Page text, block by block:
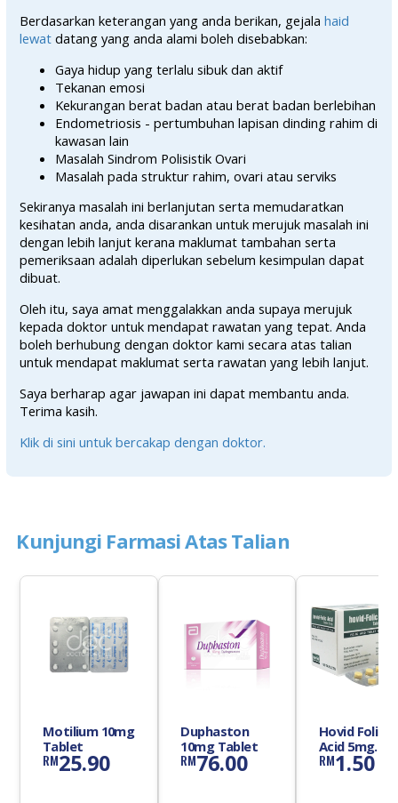
Berdasarkan keterangan yang anda berikan, gejalahaid
lewat datang yang anda alami boleh disebabkan:
Gaya hidup yang terlalu sibuk dan aktif
Tekanan emosi
Kekurangan berat badan atau berat badan berlebihan
Endometriosis - pertumbuhan lapisan dinding rahim di
kawasan lain
Masalah Sindrom Polisistik Ovari
Masalah pada struktur rahim, ovari atau serviks
Sekiranya masalah ini berlanjutan serta memudaratkan
kesihatan anda, anda disarankan untuk merujuk masalah ini
dengan lebih lanjut kerana maklumat tambahan serta
pemeriksaan adalah diperlukan sebelum kesimpulan dapat
dibuat.
Oleh itu, saya amat menggalakkan anda supaya merujuk
kepada doktor untuk mendapat rawatan yang tepat. Anda
boleh berhubung dengan doktor kami secara atas talian
untuk mendapat maklumat serta rawatan yang lebih lanjut.
Saya berharap agar jawapan ini dapat membantu anda.
Terima kasih.
Klik di sini untuk bercakap dengan doktor.
Kunjungi Farmasi Atas Talian
Motilium 10mg
Tablet
RM25.90
Duphaston
10mg Tablet
RM76.00
Hovid Folic
Acid 5mg
Tablet
RM1.50